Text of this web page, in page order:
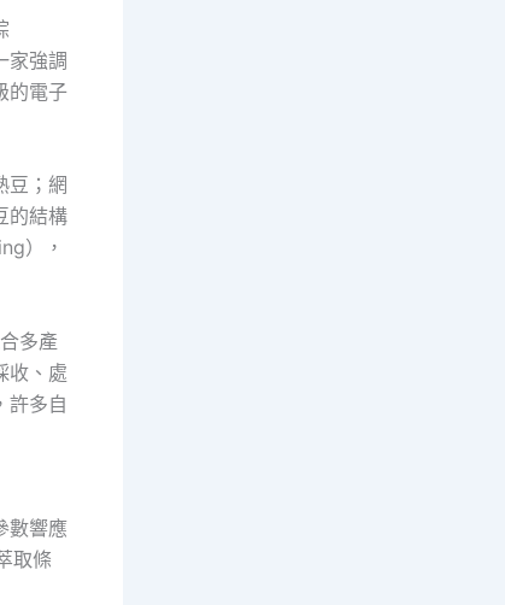
家強調
的電子
豆；網
的結構
），
多產
收、處
許多自
數響應
取條